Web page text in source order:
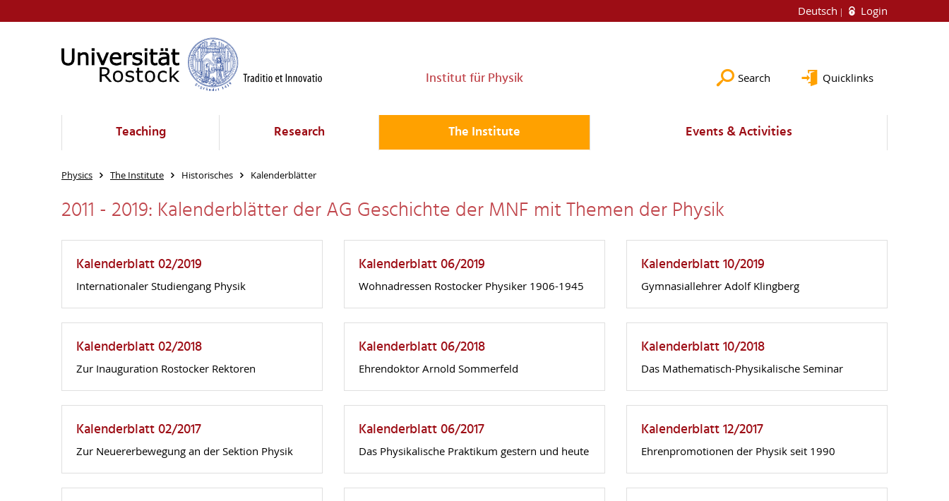
Deutsch Login
Institut für Physik Search Quicklinks
Teaching Research The Institute Events & Activities
Physics The Institute Historisches Kalenderblätter
2011 - 2019: Kalenderblätter der AG Geschichte der MNF mit Themen der Physik
Kalenderblatt 02/2019
Internationaler Studiengang Physik
Kalenderblatt 02/2018
Zur Inauguration Rostocker Rektoren
Kalenderblatt 02/2017
Zur Neuererbewegung an der Sektion Physik
Kalenderblatt 06/2019
Wohnadressen Rostocker Physiker 1906-1945
Kalenderblatt 06/2018
Ehrendoktor Arnold Sommerfeld
Kalenderblatt 06/2017
Das Physikalische Praktikum gestern und heute
Kalenderblatt 10/2019
Gymnasiallehrer Adolf Klingberg
Kalenderblatt 10/2018
Das Mathematisch-Physikalische Seminar
Kalenderblatt 12/2017
Ehrenpromotionen der Physik seit 1990